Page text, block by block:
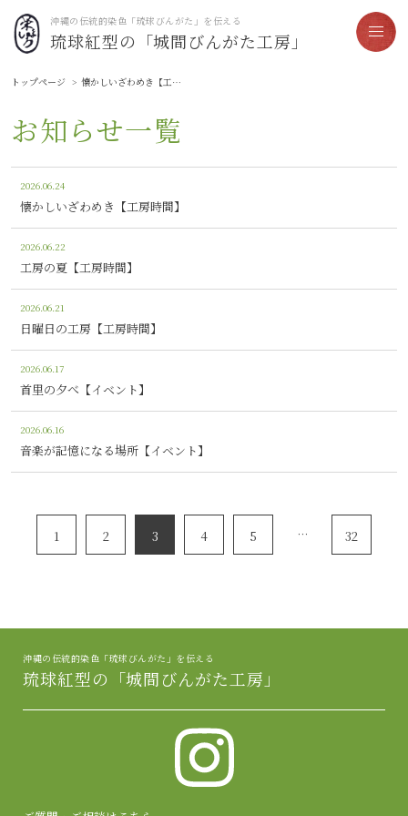
沖縄の伝統的染色「琉球びんがた」を伝える
琉球紅型の「城間びんがた工房」
トップページ 懐かしいざわめき【工房時間】
お知らせ一覧
2026.06.24
懐かしいざわめき【工房時間】
2026.06.22
工房の夏【工房時間】
2026.06.21
日曜日の工房【工房時間】
2026.06.17
首里の夕べ【イベント】
2026.06.16
音楽が記憶になる場所【イベント】
1 2 3 4 5 … 32
沖縄の伝統的染色「琉球びんがた」を伝える
琉球紅型の「城間びんがた工房」